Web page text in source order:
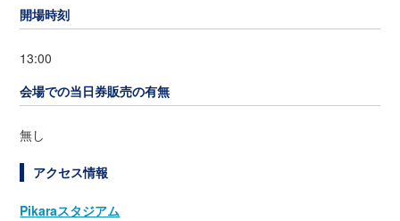
開場時刻
13:00
会場での当日券販売の有無
無し
アクセス情報
Pikaraスタジアム